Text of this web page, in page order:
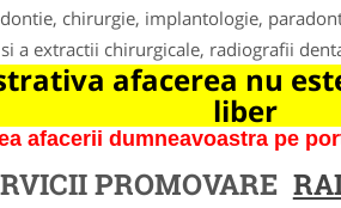
chirurgie, implantologie,
a extractii chirurgicale, radiografii
afacerea nu
liber
afacerii dumneavoastra pe
PROMOVARE